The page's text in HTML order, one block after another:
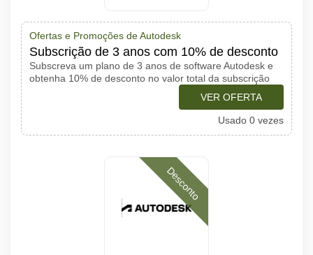
Ofertas e Promoções de Autodesk
Subscrição de 3 anos com 10% de desconto
Subscreva um plano de 3 anos de software Autodesk e
obtenha 10% de desconto no valor total da subscrição
VER OFERTA
Usado 0 vezes
Desconto